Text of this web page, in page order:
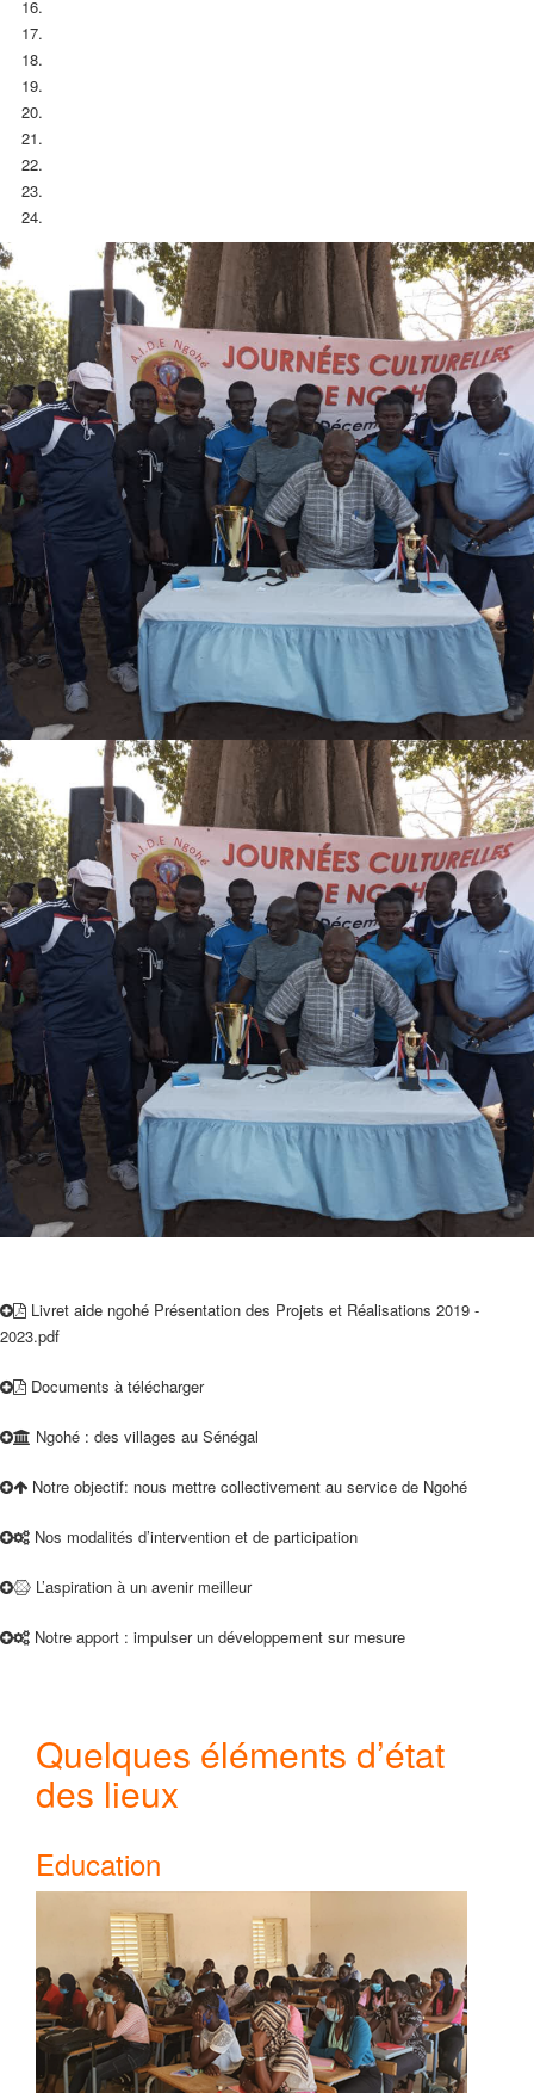
Livret aide ngohé Présentation des Projets et Réalisations 2019 -
2023.pdf
Documents à télécharger
Ngohé : des villages au Sénégal
Notre objectif: nous mettre collectivement au service de Ngohé
Nos modalités d’intervention et de participation
L’aspiration à un avenir meilleur
Notre apport : impulser un développement sur mesure
Quelques éléments d’état
des lieux
Education